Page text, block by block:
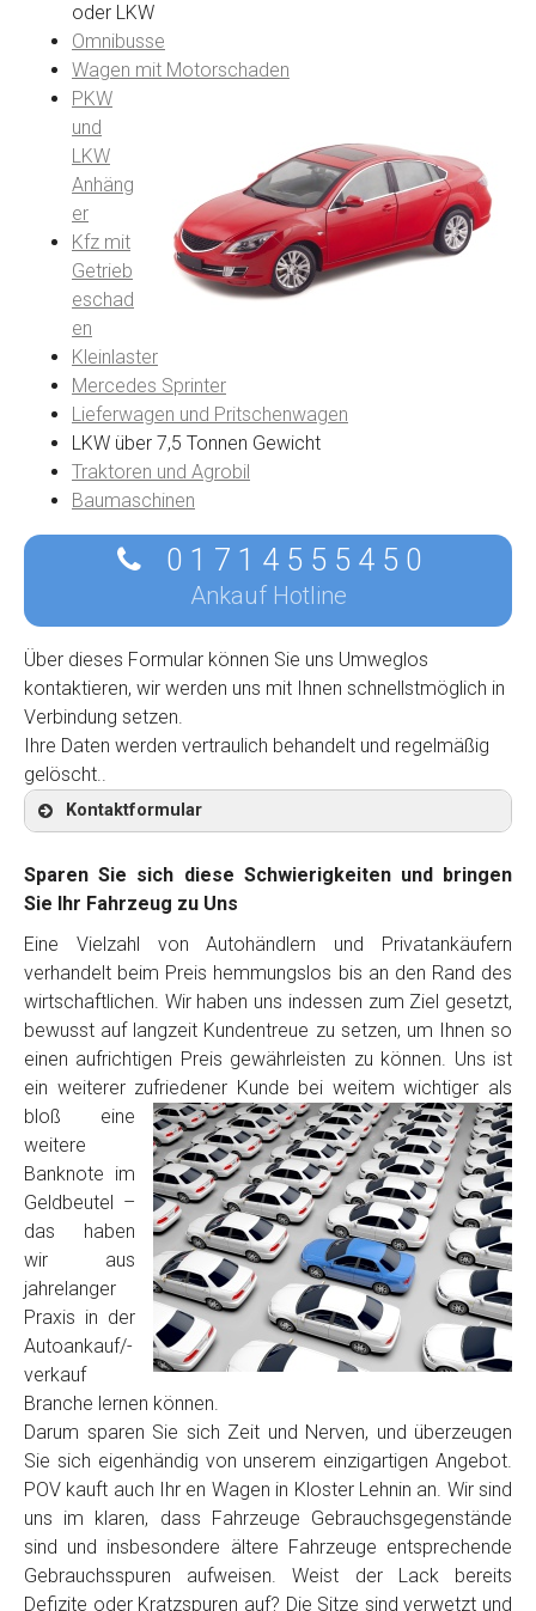
oder LKW
Omnibusse
Wagen mit Motorschaden
PKW
und
LKW
Anhäng
er
Kfz mit
Getrieb
eschad
en
Kleinlaster
Mercedes Sprinter
Lieferwagen und Pritschenwagen
LKW über 7,5 Tonnen Gewicht
Traktoren und Agrobil
Baumaschinen
0 1 7 1 4 5 5 5 4 5 0
Ankauf Hotline
Über dieses Formular können Sie uns Umweglos
kontaktieren, wir werden uns mit Ihnen schnellstmöglich in
Verbindung setzen.
Ihre Daten werden vertraulich behandelt und regelmäßig
gelöscht..
Kontaktformular
Kontaktformular
Marke*
Model*
Baujahr
Getriebe
Bekannte Schäden
Preisvorstellung
Name*
Sparen Sie sich diese Schwierigkeiten und bringen
Sie Ihr Fahrzeug zu Uns
Eine Vielzahl von Autohändlern und Privatankäufern
verhandelt beim Preis hemmungslos bis an den Rand des
wirtschaftlichen. Wir haben uns indessen zum Ziel gesetzt,
bewusst auf langzeit Kundentreue zu setzen, um Ihnen so
einen aufrichtigen Preis gewährleisten zu können. Uns ist
ein weiterer zufriedener Kunde bei weitem wichtiger als
bloß eine
weitere
Banknote im
Geldbeutel –
das haben
wir aus
jahrelanger
Praxis in der
Autoankauf/-
verkauf
Branche lernen können.
Darum sparen Sie sich Zeit und Nerven, und überzeugen
Sie sich eigenhändig von unserem einzigartigen Angebot.
POV kauft auch Ihr en Wagen in Kloster Lehnin an. Wir sind
uns im klaren, dass Fahrzeuge Gebrauchsgegenstände
sind und insbesondere ältere Fahrzeuge entsprechende
Gebrauchsspuren aufweisen. Weist der Lack bereits
Defizite oder Kratzspuren auf? Die Sitze sind verwetzt und